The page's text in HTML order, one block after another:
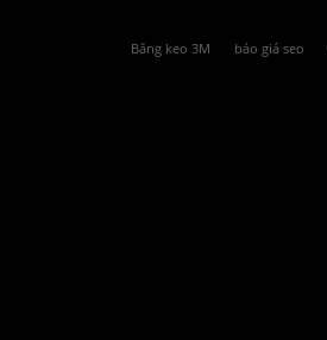
Băng keo 3M báo giá seo